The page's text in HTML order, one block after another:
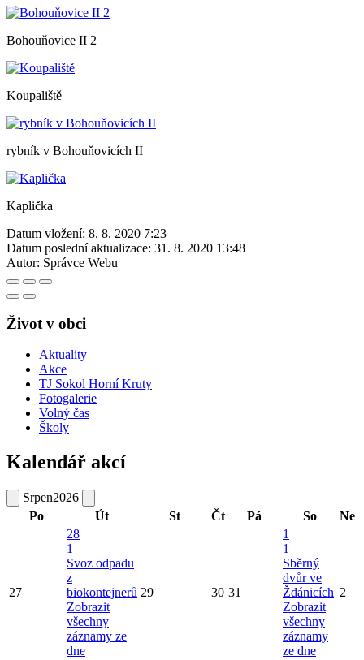
Bohouňovice II 2
Koupaliště
rybník v Bohouňovicích II
Kaplička
Datum vložení: 8. 8. 2020 7:23
Datum poslední aktualizace: 31. 8. 2020 13:48
Autor: Správce Webu
Život v obci
Aktuality
Akce
TJ Sokol Horní Kruty
Fotogalerie
Volný čas
Školy
Kalendář akcí
Srpen2026
Po
Út St Čt Pá So Ne
27
28
1
Svoz odpadu
z
biokontejnerů
Zobrazit
všechny
záznamy ze
dne
29 30 31
1
1
Sběrný
dvůr ve
Ždánicích
Zobrazit
všechny
záznamy
ze dne
2